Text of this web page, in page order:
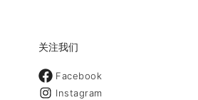
关注我们
Facebook
Instagram